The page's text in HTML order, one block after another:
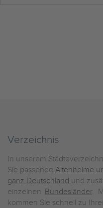
Verzeichnis
In unserem
Sie passende Altenheime
ganz Deutschland und
einzelnen Bundesländer.
kommen Sie schnell zu